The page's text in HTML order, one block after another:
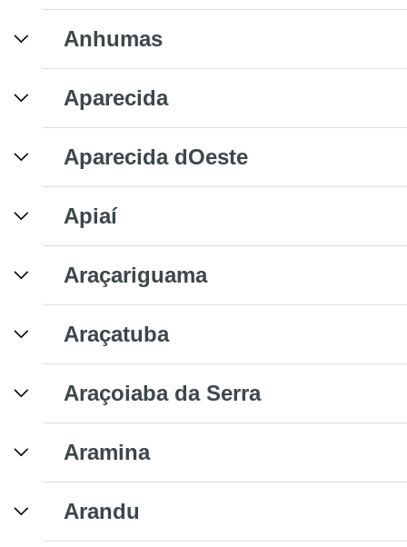
Anhumas
Aparecida
Aparecida dOeste
Apiaí
Araçariguama
Araçatuba
Araçoiaba da Serra
Aramina
Arandu